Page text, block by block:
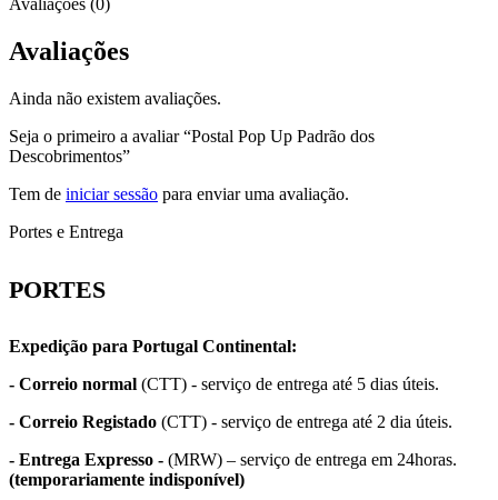
Avaliações
Ainda não existem avaliações.
Seja o primeiro a avaliar “Postal Pop Up Padrão dos
Descobrimentos”
Tem de iniciar sessão para enviar uma avaliação.
Portes e Entrega
PORTES
Expedição para Portugal Continental:
- Correio normal (CTT) - serviço de entrega até 5 dias úteis.
- Correio Registado (CTT) - serviço de entrega até 2 dia úteis.
- Entrega Expresso - (MRW) – serviço de entrega em 24horas.
(temporariamente indisponível)